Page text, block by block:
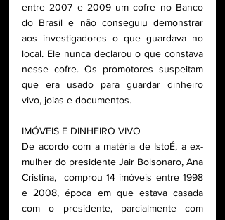
entre 2007 e 2009 um cofre no Banco
do Brasil e não conseguiu demonstrar
aos investigadores o que guardava no
local. Ele nunca declarou o que constava
nesse cofre. Os promotores suspeitam
que era usado para guardar dinheiro
vivo, joias e documentos.
IMÓVEIS E DINHEIRO VIVO
De acordo com a matéria de IstoÉ, a ex-
mulher do presidente Jair Bolsonaro, Ana
Cristina,  comprou 14 imóveis entre 1998
e 2008, época em que estava casada
com o presidente, parcialmente com